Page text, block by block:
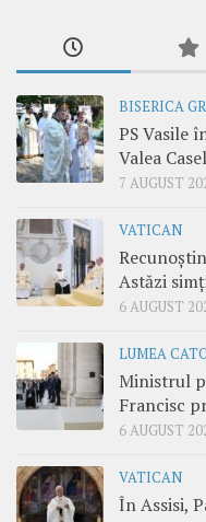
BISERICA
PS Vasile
Valea
7 AUGUST
VATICAN
Astăzi
6 AUGUST
LUMEA
Ministrul
Francisc
6 AUGUST
VATICAN
În Assisi,